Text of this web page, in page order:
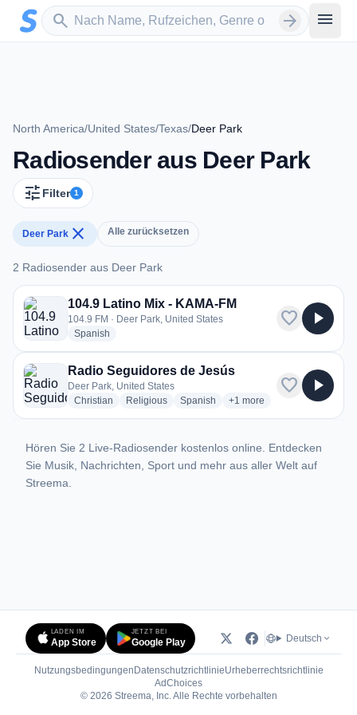
Zum Hauptinhalt springen
search
Sender suchen arrow_forward menu
North America/United States/Texas/Deer Park
Radiosender aus Deer Park
tune Filter 1
Deer Park close Alle zurücksetzen
2 Radiosender aus Deer Park
2 Radiosender aus Deer Park
104.9 Latino Mix - KAMA-FM
104.9 FM · Deer Park, United States
Spanish
favorite play_arrow
Radio Seguidores de Jesús
Deer Park, United States
Christian radio stations
Religiousradio stations
Spanish radio stations
+1 more genres for Radio
more
favorite play_arrow
Hören Sie 2 Live-Radiosender kostenlos online. Entdecken
Sie Musik, Nachrichten, Sport und mehr aus aller Welt auf
Streema.
LADEN IM
App Store
JETZT BEI
Google Play Deutsch
Nutzungsbedingungen DatenschutzrichtlinieUrheberrechtsrichtlinie
AdChoices(öffnet in neuem Tab)
© 2026 Streema, Inc. Alle Rechte vorbehalten